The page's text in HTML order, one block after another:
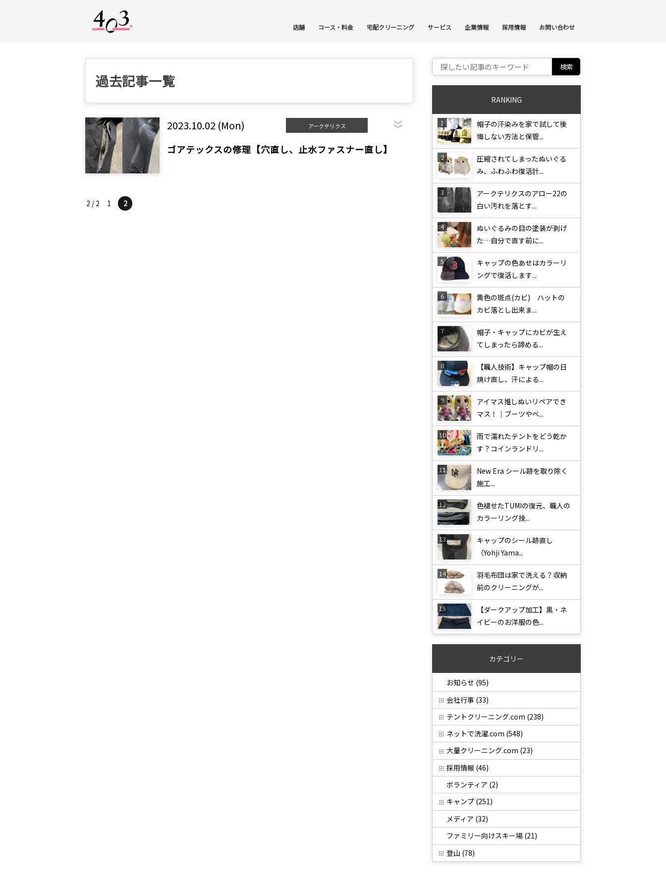
店舗 コース・料金 宅配クリーニング サービス 企業情報 採用情報 お問い合わせ
過去記事一覧
2023.10.02 (Mon) アークテリクス
ゴアテックスの修理【穴直し、止水ファスナー直し】
2 / 2 1 2
Search for:
RANKING
帽子の汗染みを家で試して後
悔しない方法と保管...
圧縮されてしまったぬいぐる
み、ふわふわ復活計...
アークテリクスのアロー22の
白い汚れを落とす...
ぬいぐるみの目の塗装が剥げ
た…自分で直す前に...
キャップの色あせはカラーリ
ングで復活します...
黄色の斑点(カビ) ハットの
カビ落とし出来ま...
帽子・キャップにカビが生え
てしまったら諦める...
【職人技術】キャップ帽の日
焼け直し、汗による...
アイマス推しぬいリペアでき
マス！｜ブーツやベ...
雨で濡れたテントをどう乾か
す？コインランドリ...
New Era シール跡を取り除く
施工...
色褪せたTUMIの復元、職人の
カラーリング技...
キャップのシール跡直し
（Yohji Yama...
羽毛布団は家で洗える？収納
前のクリーニングが...
【ダークアップ加工】黒・ネ
イビーのお洋服の色...
カテゴリー
お知らせ (95)
会社行事 (33)
テントクリーニング.com (238)
ネットで洗濯.com (548)
大量クリーニング.com (23)
採用情報 (46)
ボランティア (2)
キャンプ (251)
メディア (32)
ファミリー向けスキー場 (21)
登山 (78)